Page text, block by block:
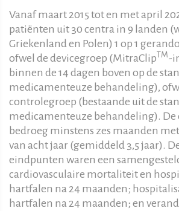
Vanaf maart 2015 tot en met april
patiënten uit 30 centra in 9 landen
Griekenland en Polen) 1 op 1
ofwel de devicegroep (MitraClipTM-
binnen de 14 dagen boven op de
medicamenteuze behandeling),
controlegroep (bestaande uit de
medicamenteuze behandeling). De
bedroeg minstens zes maanden
van acht jaar (gemiddeld 3,5 jaar).
eindpunten waren een
cardiovasculaire mortaliteit en
hartfalen na 24 maanden;
hartfalen na 24 maanden; en